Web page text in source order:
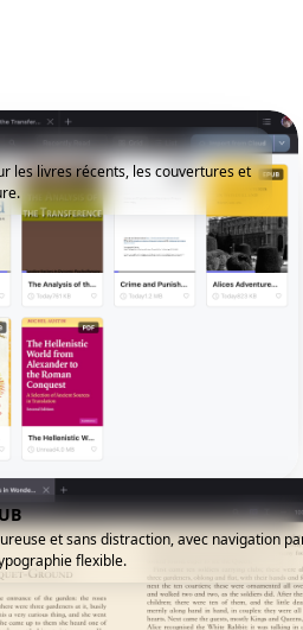
les livres récents, les couvertures et
et sans distraction, avec navigation
flexible.